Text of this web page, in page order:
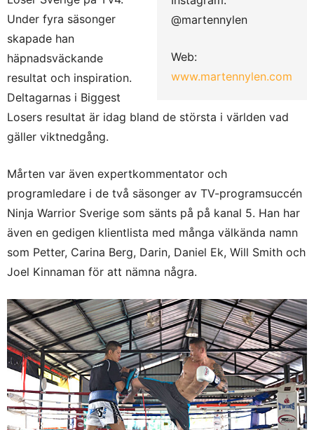
@martennylen
Web:
www.martennylen.com
Under fyra säsonger
skapade han
häpnadsväckande
resultat och inspiration.
Deltagarnas i Biggest
Losers resultat är idag bland de största i världen vad
gäller viktnedgång.
Mårten var även expertkommentator och
programledare i de två säsonger av TV-programsuccén
Ninja Warrior Sverige som sänts på på kanal 5. Han har
även en gedigen klientlista med många välkända namn
som Petter, Carina Berg, Darin, Daniel Ek, Will Smith och
Joel Kinnaman för att nämna några.